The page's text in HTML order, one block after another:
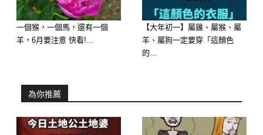
一個猴，一個馬，還有一個
羊，6月要注意 快看!...
【大年初一】屬雞、屬猴、屬
羊、屬狗一定要穿「這顏色
的...
為你推薦